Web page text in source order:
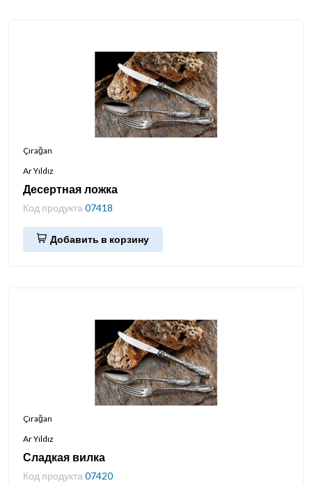
Çırağan
Ar Yıldız
Десертная ложка
Код продукта 07418
Добавить в корзину
Çırağan
Ar Yıldız
Сладкая вилка
Код продукта 07420